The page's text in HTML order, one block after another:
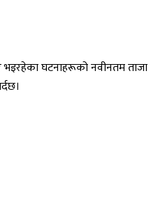
भइरहेका घटनाहरूको नवीनतम ताजा